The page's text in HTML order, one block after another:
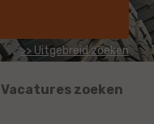
>> Uitgebreid zoeken
Vacatures zoeken